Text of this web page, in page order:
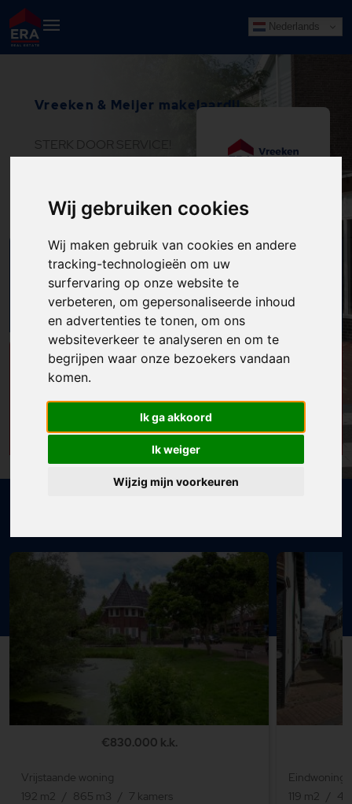
Wij gebruiken cookies
Wij maken gebruik van cookies en andere
tracking-technologieën om uw
surfervaring op onze website te
verbeteren, om gepersonaliseerde inhoud
en advertenties te tonen, om ons
websiteverkeer te analyseren en om te
begrijpen waar onze bezoekers vandaan
komen.
Ik ga akkoord
Ik weiger
Wijzig mijn voorkeuren
Nederlands
Vreeken & Meijer makelaardij
STERK DOOR SERVICE!
BODEGRAVEN
NEEM DIRECT
CONTACT OP
Gemakkelijk via telefoon of
CONTACT
ZOEK IN HET
HUIZENAANBOD
van de ERA-Makelaar
€830.000 k.k.
Vrijstaande woning
192 m2
865 m3 7 kamers
Eindwoning
119 m2